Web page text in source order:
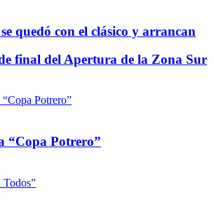
quedó con el clásico y arrancan
final del Apertura de la Zona Sur
“Copa Potrero”